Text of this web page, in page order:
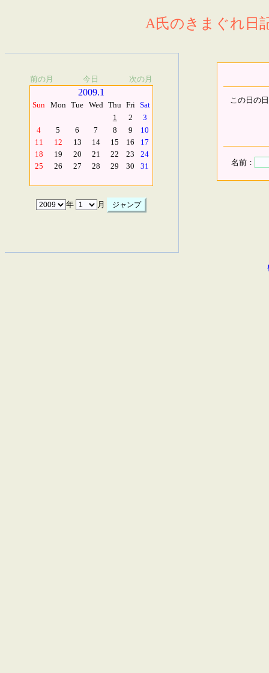
A氏のきまぐれ日
前の月 今日 次の月
2009.1
Sun Mon Tue Wed Thu Fri Sat
1
2
3
4
5 6 7 8 9
10
11
12 13 14 15 16
17
18
19 20 21 22 23
24
25
26 27 28 29 30 31
年 月
この日の
名前：